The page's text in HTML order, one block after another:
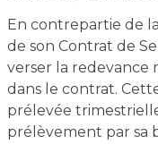
En contrepartie de
de son Contrat de
verser la
dans le contrat.
prélevée
prélèvement par sa